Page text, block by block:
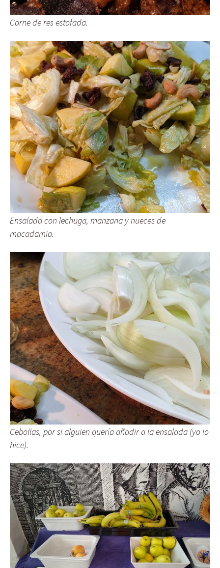
Carne de res estofada.
Ensalada con lechuga, manzana y nueces de
macadamia.
Cebollas, por si alguien quería añadir a la ensalada (yo lo
hice).